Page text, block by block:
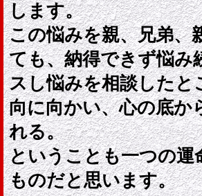
します。
この悩みを親、兄弟、
ても、納得できず悩み
スし悩みを相談したと
向に向かい、心の底か
れる。
ということも一つの運
ものだと思います。